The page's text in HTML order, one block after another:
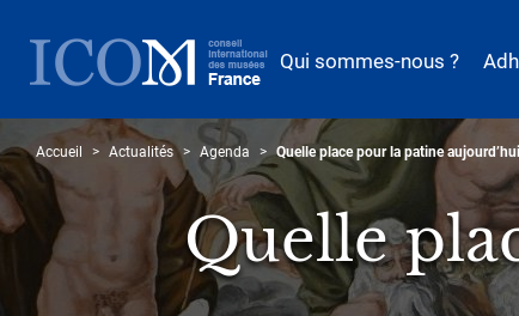
contenu
principal
Qui sommes-nous ?
Accueil Actualités Agenda Quelle place pour la patine
Quelle